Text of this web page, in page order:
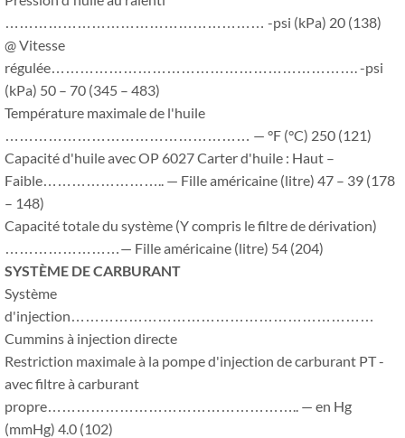
……………………………………………… -psi (kPa) 20 (138)
@ Vitesse
régulée………………………………………………………. -psi
(kPa) 50 – 70 (345 – 483)
Température maximale de l'huile
…………………………………………… — °F (°C) 250 (121)
Capacité d'huile avec OP 6027 Carter d'huile : Haut –
Faible…………………….. — Fille américaine (litre) 47 – 39 (178
– 148)
Capacité totale du système (Y compris le filtre de dérivation)
……………………— Fille américaine (litre) 54 (204)
SYSTÈME DE CARBURANT
Système
d'injection………………………………………………………
Cummins à injection directe
Restriction maximale à la pompe d'injection de carburant PT -
avec filtre à carburant
propre…………………………………………….. — en Hg
(mmHg) 4.0 (102)